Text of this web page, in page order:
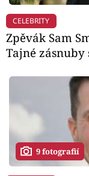
CELEBRITY
Zpěvák Sam
Tajné
9 fotografií